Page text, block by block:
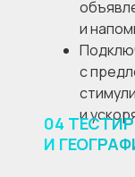
и
с
и
04
И